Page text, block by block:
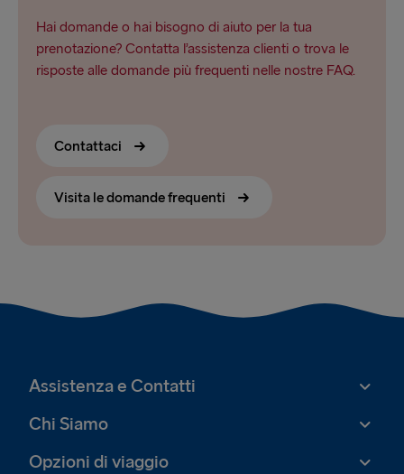
Hai domande o hai bisogno di aiuto per la tua
prenotazione? Contatta l’assistenza clienti o trova le
risposte alle domande più frequenti nelle nostre FAQ.
Contattaci
Visita le domande frequenti
Assistenza e Contatti
Chi Siamo
Opzioni di viaggio